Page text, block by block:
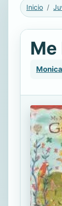
Inicio
Me